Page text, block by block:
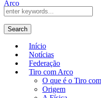
Search
Início
Notícias
Federação
Tiro com Arco
O que é o Tiro
Origem